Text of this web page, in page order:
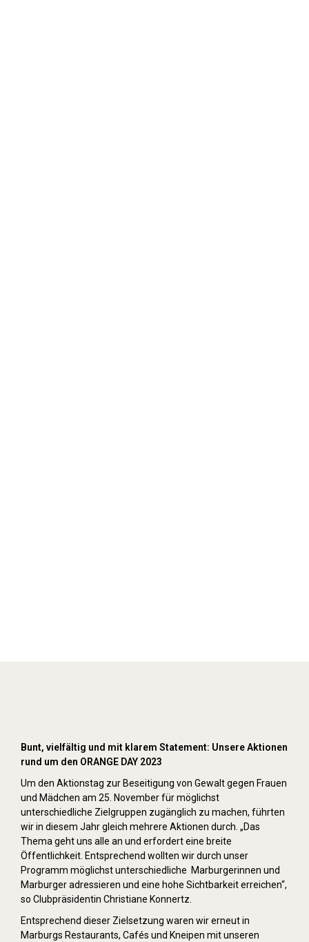
Bunt, vielfältig und mit klarem Statement: Unsere Aktionen
rund um den ORANGE DAY 2023
Um den Aktionstag zur Beseitigung von Gewalt gegen Frauen
und Mädchen am 25. November für möglichst
unterschiedliche Zielgruppen zugänglich zu machen, führten
wir in diesem Jahr gleich mehrere Aktionen durch. „Das
Thema geht uns alle an und erfordert eine breite
Öffentlichkeit. Entsprechend wollten wir durch unser
Programm möglichst unterschiedliche Marburgerinnen und
Marburger adressieren und eine hohe Sichtbarkeit erreichen“,
so Clubpräsidentin Christiane Konnertz.
Entsprechend dieser Zielsetzung waren wir erneut in
Marburgs Restaurants, Cafés und Kneipen mit unseren